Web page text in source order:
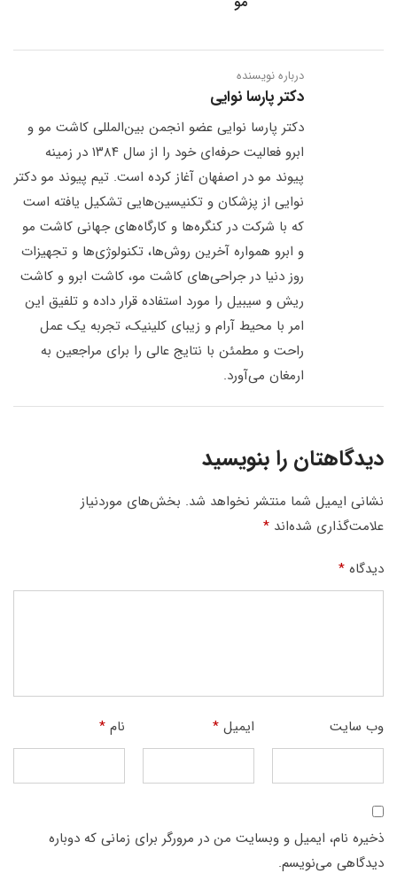
درباره نویسنده
دکتر پارسا نوایی
دکتر پارسا نوایی عضو انجمن بین‌المللی کاشت مو و
ابرو فعالیت حرفه‌ای خود را از سال ۱۳۸۴ در زمینه
پیوند مو در اصفهان آغاز کرده است. تیم پیوند مو دکتر
نوایی از پزشکان و تکنیسین‌هایی تشکیل یافته است
که با شرکت در کنگره‌ها و کارگاه‌های جهانی کاشت مو
و ابرو همواره آخرین روش‌ها، تکنولوژی‌ها و تجهیزات
روز دنیا در جراحی‌های کاشت مو، کاشت ابرو و کاشت
ریش و سیبیل را مورد استفاده قرار داده و تلفیق این
امر با محیط آرام و زیبای کلینیک، تجربه یک عمل
راحت و مطمئن با نتایج عالی را برای مراجعین به
ارمغان می‌آورد.
دیدگاهتان را بنویسید
نشانی ایمیل شما منتشر نخواهد شد. بخش‌های موردنیاز
علامت‌گذاری شده‌اند *
دیدگاه *
نام* ایمیل* وب‌ سایت
ذخیره نام، ایمیل و وبسایت من در مرورگر برای زمانی که دوباره
دیدگاهی می‌نویسم.